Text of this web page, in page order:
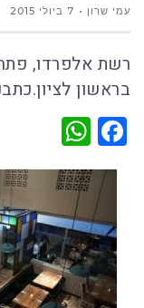
עמי שרון 7 ביולי 2015
רשת אלפרדו,
בראשון